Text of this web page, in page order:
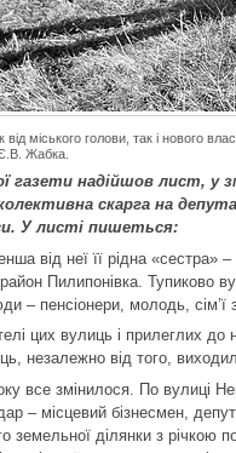
від міського голови, так і нового
Жабка.
газети надійшов лист, у
скарга на
У листі пишеться:
від неї її рідна «сестра»
Пилипонівка. Тупиково
– пенсіонери, молодь, сім’ї
цих вулиць і прилеглих до
незалежно від того,
все змінилося. По вулиці
– місцевий бізнесмен,
земельної ділянки з річкою